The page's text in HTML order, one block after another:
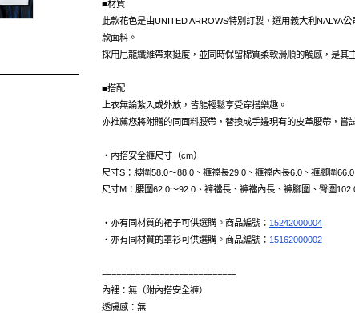
■材質
此款花色是由UNITED ARROWS特別訂製，選用義大利NALYA
款面料。
採用尼龍纖維帶來挺度，並同時保留棉質柔軟滑順的觸感，是其
■搭配
上衣無論紮入或外放，皆能輕鬆享受穿搭樂趣。
亦推薦您將附贈的同面料腰帶，替換成手邊現有的皮革腰帶，嘗
・內搭安全褲尺寸（cm）
尺寸S：腰圍58.0〜88.0、褲襠長29.0、褲襠內長6.0、褲腳圍
尺寸M：腰圍62.0〜92.0、褲襠長、褲襠內長、褲腳圍、臀圍
・亦有同材質的裙子可供選購。商品編號： 15242000004
・亦有同材質的罩衫可供選購。商品編號： 15162000002
============================
內裡：無（附內搭安全褲）
透膚感：無